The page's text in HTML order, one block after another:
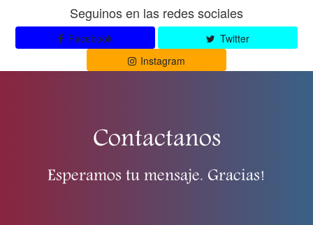
Seguinos en las redes sociales
Facebook
Twitter
Instagram
Contactanos
Esperamos tu mensaje. Gracias!